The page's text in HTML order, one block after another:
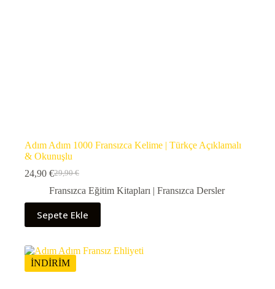
Adım Adım 1000 Fransızca Kelime | Türkçe Açıklamalı
& Okunuşlu
29,90€
Orijinal
fiyat:
24,90 €Şu
andaki
24,90 €.
Fransızca Eğitim Kitapları | Fransızca Dersler
Sepete Ekle
İNDİRİM